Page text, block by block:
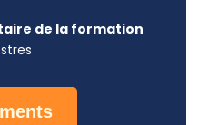
de la formation